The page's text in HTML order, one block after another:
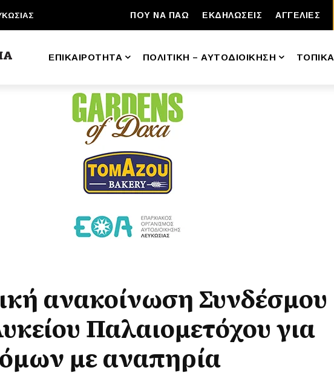
ΠΟΥ ΝΑ ΠΑΩ ΕΚΔΗΛΩΣΕΙΣ ΑΓΓΕΛΙΕΣ
ΕΠΙΚΑΙΡΟΤΗΤΑ ΠΟΛΙΤΙΚΗ – ΑΥΤΟΔΙΟΙΚΗΣΗ ΤΟΠΙΚΑ
ανακοίνωση Συνδέσμου
Παλαιομετόχου για
με αναπηρία